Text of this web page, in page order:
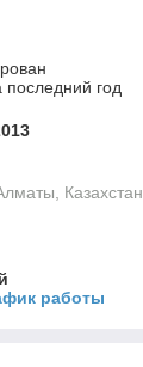
последний год
Казахстан
работы